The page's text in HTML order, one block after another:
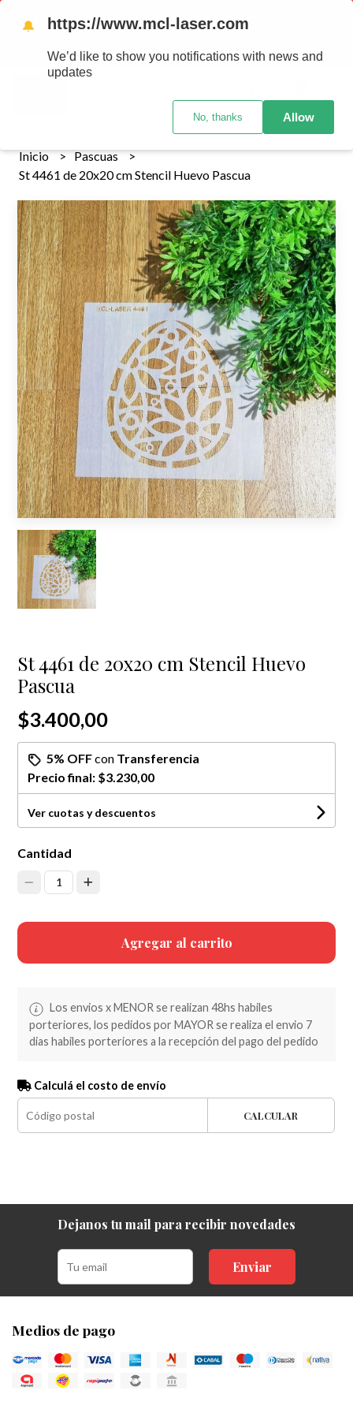
Tenemos envios a todo el pais!........ Los envios Por MENOR se
realizan 48 hs habiles porteriores al pago , los pedidos por
MAYOR se envian 7 dias posteriores al pago del pedido
Inicio
Pascuas
St 4461 de 20x20 cm Stencil Huevo Pascua
St 4461 de 20x20 cm Stencil Huevo
Pascua
$3.400,00
5% OFFcon Transferencia
Precio final: $3.230,00
Ver cuotas y descuentos
Cantidad
1
Agregar al carrito
Los envios x MENOR se realizan 48hs habiles
porteriores, los pedidos por MAYOR se realiza el envio 7
dias habiles porteriores a la recepción del pago del pedido
Calculá el costo de envío
CALCULAR
Dejanos tu mail para recibir novedades
Enviar
Medios de pago
🔔 https://www.mcl-laser.com
We’d like to show you notifications with news and
updates
No, thanks Allow